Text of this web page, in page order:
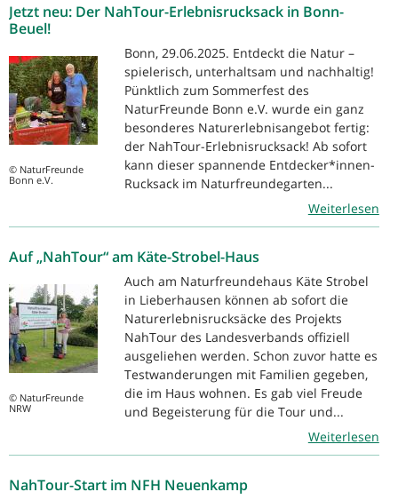
Jetzt neu: Der NahTour-Erlebnisrucksack in Bonn-
Beuel!
© NaturFreunde
Bonn e.V.
Bonn, 29.06.2025. Entdeckt die Natur –
spielerisch, unterhaltsam und nachhaltig!
Pünktlich zum Sommerfest des
NaturFreunde Bonn e.V. wurde ein ganz
besonderes Naturerlebnisangebot fertig:
der NahTour-Erlebnisrucksack! Ab sofort
kann dieser spannende Entdecker*innen-
Rucksack im Naturfreundegarten...
Weiterlesen
Auf „NahTour“ am Käte-Strobel-Haus
© NaturFreunde
NRW
Auch am Naturfreundehaus Käte Strobel
in Lieberhausen können ab sofort die
Naturerlebnisrucksäcke des Projekts
NahTour des Landesverbands offiziell
ausgeliehen werden. Schon zuvor hatte es
Testwanderungen mit Familien gegeben,
die im Haus wohnen. Es gab viel Freude
und Begeisterung für die Tour und...
Weiterlesen
NahTour-Start im NFH Neuenkamp